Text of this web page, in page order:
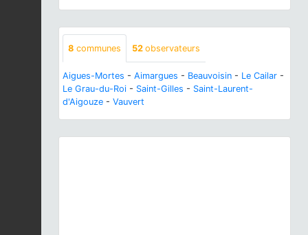
8 communes 52 observateurs
Aigues-Mortes - Aimargues - Beauvoisin - Le Cailar -
Le Grau-du-Roi - Saint-Gilles - Saint-Laurent-
d'Aigouze - Vauvert